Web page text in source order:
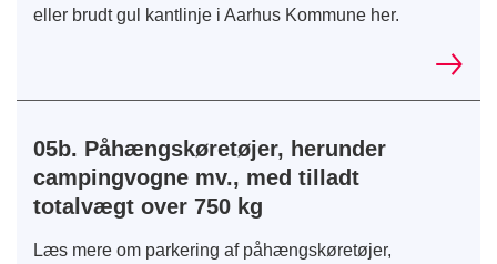
eller brudt gul kantlinje i Aarhus Kommune her.
05b. Påhængskøretøjer, herunder
campingvogne mv., med tilladt
totalvægt over 750 kg
Læs mere om parkering af påhængskøretøjer,